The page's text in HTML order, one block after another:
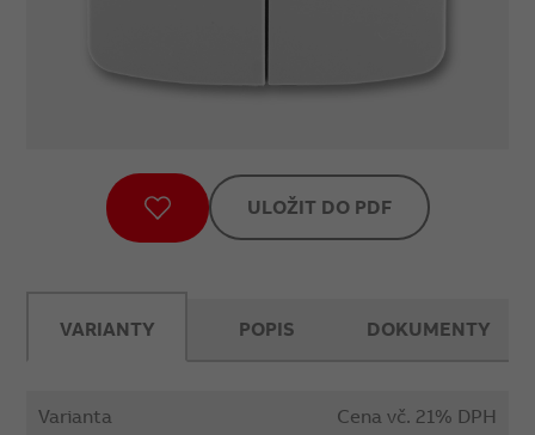
ULOŽIT DO PDF
VARIANTY
Varianta Cena vč. 21% DPH
POPIS DOKUMENTY